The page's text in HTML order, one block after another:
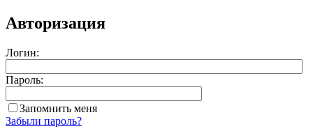
Авторизация
Логин:
Пароль:
Запомнить меня
Забыли пароль?